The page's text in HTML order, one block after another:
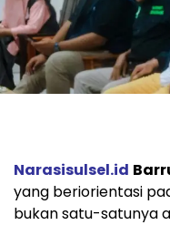
Narasisulsel.id
yang beriorientasi
bukan satu-satunya